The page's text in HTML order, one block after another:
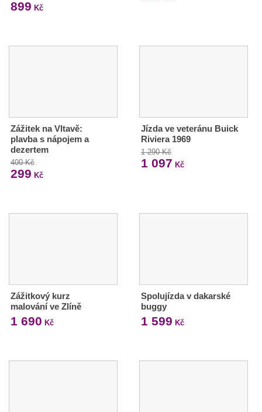
899 Kč
Zážitek na Vltavě:
plavba s nápojem a
dezertem
400 Kč
299 Kč
Jízda ve veteránu Buick
Riviera 1969
1 290 Kč
1 097 Kč
Zážitkový kurz
malování ve Zlíně
1 690 Kč
Spolujízda v dakarské
buggy
1 599 Kč